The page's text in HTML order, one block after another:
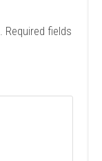
Required fields